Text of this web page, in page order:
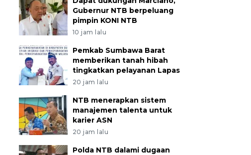
Gubernur NTB berpeluang
pimpin KONI NTB
10 jam lalu
Pemkab Sumbawa Barat
memberikan tanah hibah
tingkatkan pelayanan Lapas
20 jam lalu
NTB menerapkan sistem
manajemen talenta untuk
karier ASN
20 jam lalu
Polda NTB dalami dugaan